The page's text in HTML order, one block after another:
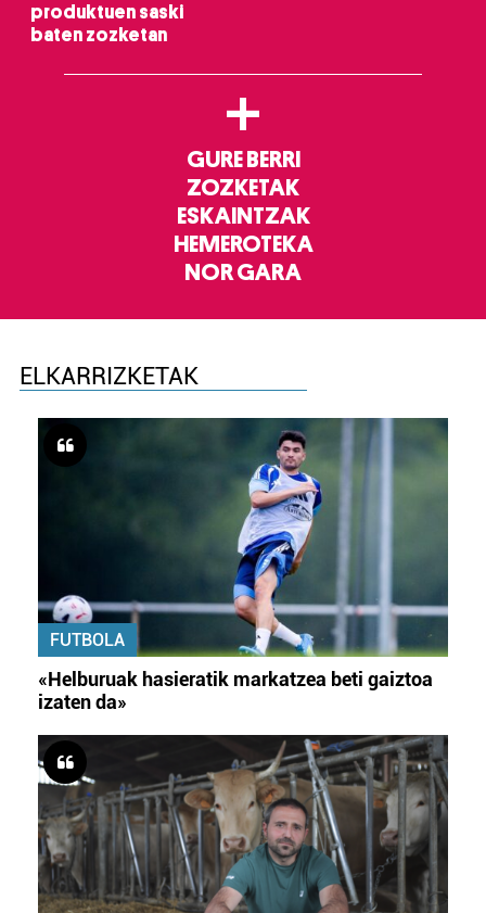
produktuen saski
baten zozketan
+
GURE BERRI
ZOZKETAK
ESKAINTZAK
HEMEROTEKA
NOR GARA
ELKARRIZKETAK
FUTBOLA
«Helburuak hasieratik markatzea beti gaiztoa
izaten da»